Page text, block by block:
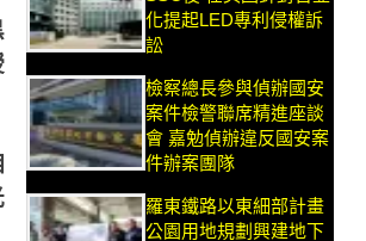
化提起LED專利侵權訴
訟
檢察總長參與偵辦國安
案件檢警聯席精進座談
會 嘉勉偵辦違反國安案
件辦案團隊
羅東鐵路以東細部計畫
公園用地規劃興建地下